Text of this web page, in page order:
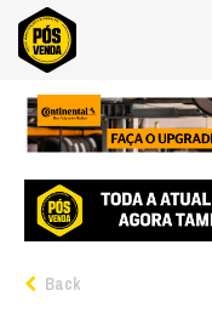
Back